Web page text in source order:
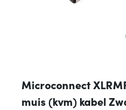
Microconnect
muis (kvm) kabel